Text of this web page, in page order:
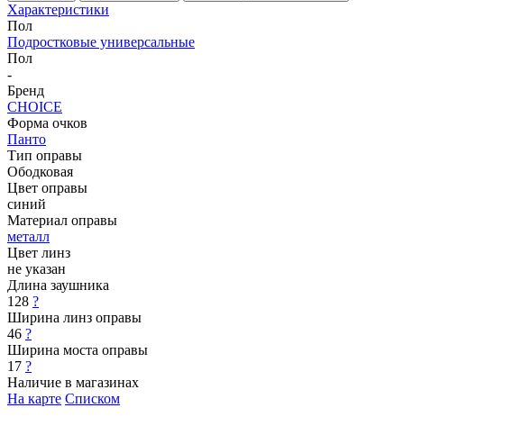
Характеристики
Пол
Подростковые универсальные
Пол
-
Бренд
CHOICE
Форма очков
Панто
Тип оправы
Ободковая
Цвет оправы
синий
Материал оправы
металл
Цвет линз
не указан
Длина заушника
128 ?
Ширина линз оправы
46 ?
Ширина моста оправы
17 ?
Наличие в магазинах
На карте Списком